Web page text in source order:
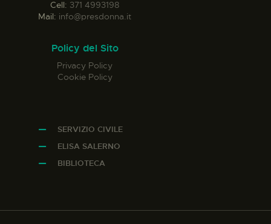
Cell: 371 4993198
Mail: info@presdonna.it
Policy del Sito
Privacy Policy
Cookie Policy
SERVIZIO CIVILE
ELISA SALERNO
BIBLIOTECA